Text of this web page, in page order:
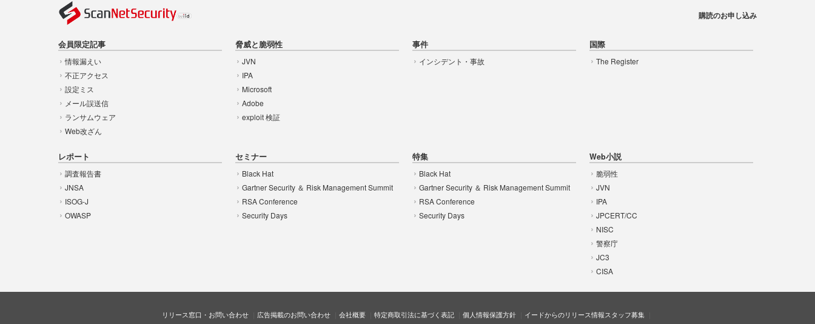
会員限定記事
情報漏えい
不正アクセス
設定ミス
メール誤送信
ランサムウェア
Web改ざん
脅威と脆弱性
JVN
IPA
Microsoft
Adobe
exploit 検証
事件
インシデント・事故
国際
The Register
レポート
調査報告書
JNSA
ISOG-J
OWASP
セミナー
Black Hat
Gartner Security ＆ Risk Management Summit
RSA Conference
Security Days
特集
Black Hat
Gartner Security ＆ Risk Management Summit
RSA Conference
Security Days
Web小説
脆弱性
JVN
IPA
JPCERT/CC
NISC
警察庁
JC3
CISA
購読のお申し込み
リリース窓口・お問い合わせ 広告掲載のお問い合わせ 会社概要 特定商取引法に基づく表記 個人情報保護方針 イードからのリリース情報スタッフ募集